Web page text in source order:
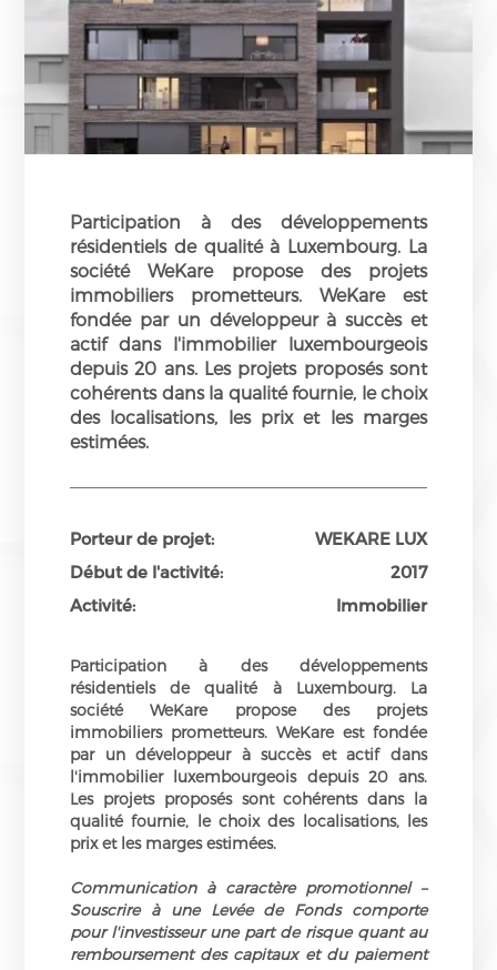
Participation à des développements
résidentiels de qualité à Luxembourg. La
société WeKare propose des projets
immobiliers prometteurs. WeKare est
fondée par un développeur à succès et
actif dans l'immobilier luxembourgeois
depuis 20 ans. Les projets proposés sont
cohérents dans la qualité fournie, le choix
des localisations, les prix et les marges
estimées.
Porteur de projet:
WEKARE LUX
Début de l'activité:
2017
Activité:
Immobilier
Participation à des développements
résidentiels de qualité à Luxembourg. La
société WeKare propose des projets
immobiliers prometteurs. WeKare est fondée
par un développeur à succès et actif dans
l'immobilier luxembourgeois depuis 20 ans.
Les projets proposés sont cohérents dans la
qualité fournie, le choix des localisations, les
prix et les marges estimées.
Communication à caractère promotionnel –
Souscrire à une Levée de Fonds comporte
pour l'investisseur une part de risque quant au
remboursement des capitaux et du paiement